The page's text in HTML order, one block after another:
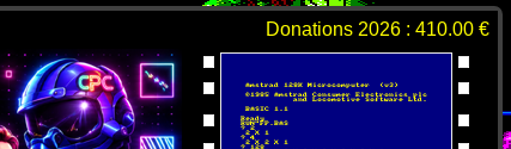
Donations 2026 : 410.00 €